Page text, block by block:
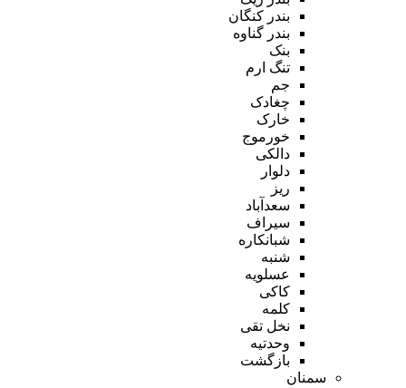
بندر کنگان
بندر گناوه
بنک
تنگ ارم
جم
چغادک
خارک
خورموج
دالکی
دلوار
ریز
سعدآباد
سیراف
شبانکاره
شنبه
عسلویه
کاکی
کلمه
نخل تقی
وحدتیه
بازگشت
سمنان